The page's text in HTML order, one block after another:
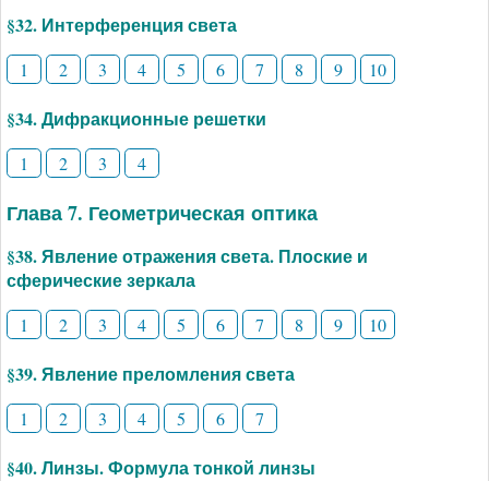
§32. Интерференция света
1 2 3 4 5 6 7 8 9 10
§34. Дифракционные решетки
1 2 3 4
Глава 7. Геометрическая оптика
§38. Явление отражения света. Плоские и
сферические зеркала
1 2 3 4 5 6 7 8 9 10
§39. Явление преломления света
1 2 3 4 5 6 7
§40. Линзы. Формула тонкой линзы